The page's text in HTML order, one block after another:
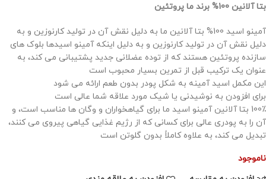
بتا آلانین 100% برند ما پروتئین
آمینو اسید 100% بتا آلانین ما به دلیل نقش آن در تولید کارنوزین و به
دلیل نقش آن در تولید کارنوزین و به دلیل اینکه آمینو اسیدها بلوک های
سازنده پروتئین هستند که از توده عضلانی جدید پشتیبانی می کند، به
عنوان یک ترکیب قبل از تمرین بسیار محبوب است
این مکمل اسید آمینه به شکل پودر بدون طعم ارائه می شود
برای افزودن به نوشیدنی یا شیک مورد علاقه شما عالی است
100٪ بتا آلانین آمینو اسید ما برای گیاهخواران و وگان ها مناسب است، و
آن را به پودری عالی برای کسانی که از رژیم غذایی گیاهی پیروی می کنند،
تبدیل می کند، به علاوه کاملاً بدون گلوتن است
ناموجود